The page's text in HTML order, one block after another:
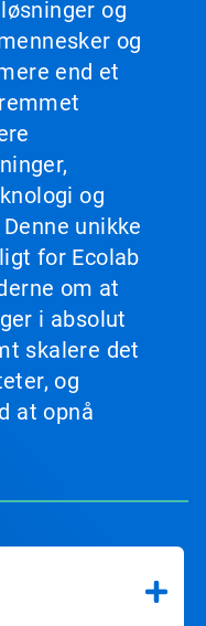
og
og
end et
og
unikke
for Ecolab
om at
i absolut
skalere det
og
at opnå